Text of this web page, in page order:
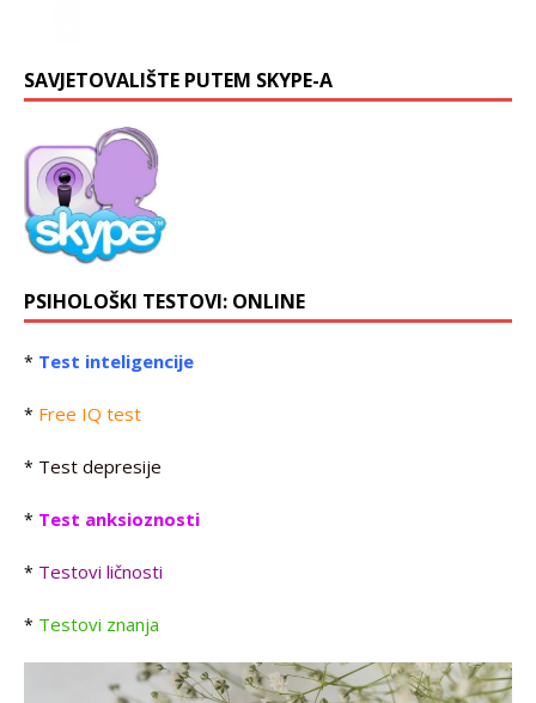
SAVJETOVALIŠTE PUTEM SKYPE-A
PSIHOLOŠKI TESTOVI: ONLINE
* Test inteligencije
* Free IQ test
* Test depresije
* Test anksioznosti
* Testovi ličnosti
* Testovi znanja